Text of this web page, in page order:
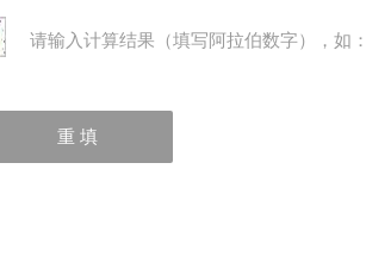
请输入计算结果（填写阿拉伯数字），如